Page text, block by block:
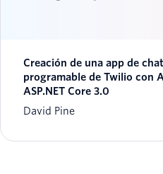
Creación de una app de
programable de Twilio con
ASP.NET Core 3.0
David Pine